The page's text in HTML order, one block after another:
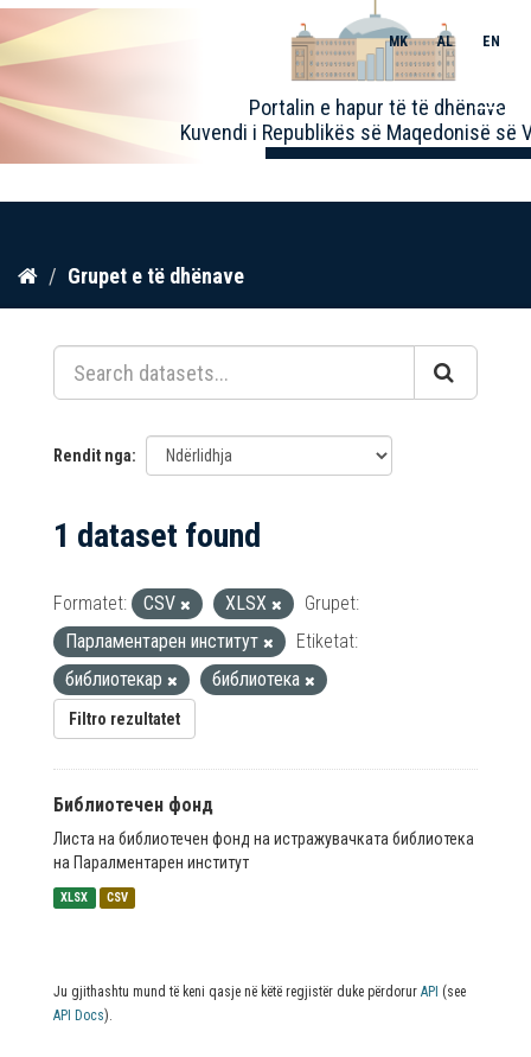
Kalo
përmbajtja
Portalin e hapur të të dhënave
Kuvendi i Republikës së Maqedonisë së
MK AL EN
Toggle
Grupet e të dhënave
Rendit nga
1 dataset found
Formatet: CSV XLSX
Grupet:
Парламентарен институт
Etiketat:
библиотекар
библиотека
Filtro rezultatet
Библиотечен фонд
Листа на библиотечен фонд на истражувачката библиотека
на Паралментарен институт
XLSX CSV
Ju gjithashtu mund të keni qasje në këtë regjistër duke përdorur API (see
API Docs).